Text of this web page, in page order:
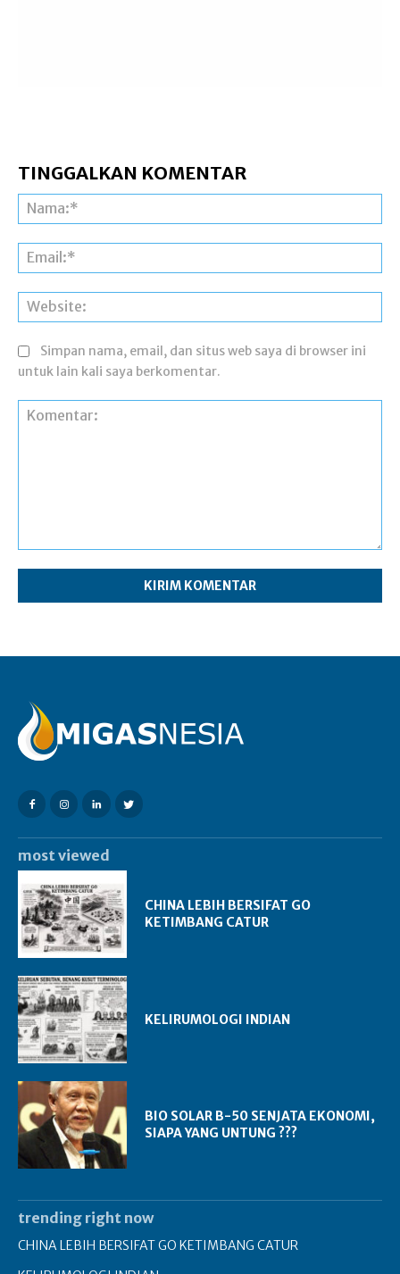
TINGGALKAN KOMENTAR
Simpan nama, email, dan situs web saya di browser ini
untuk lain kali saya berkomentar.
most viewed
CHINA LEBIH BERSIFAT GO
KETIMBANG CATUR
KELIRUMOLOGI INDIAN
BIO SOLAR B-50 SENJATA EKONOMI,
SIAPA YANG UNTUNG ???
trending right now
CHINA LEBIH BERSIFAT GO KETIMBANG CATUR